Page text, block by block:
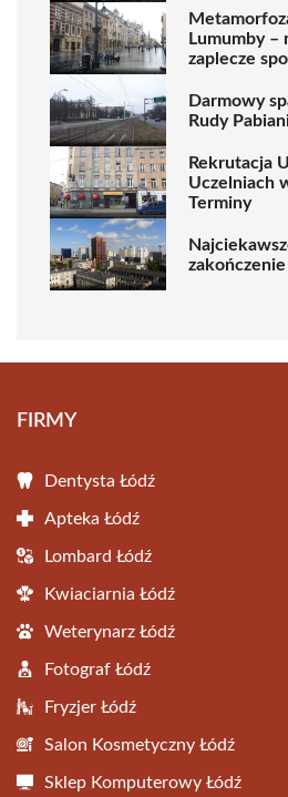
Lumumby –
zaplecze
Darmowy
Rudy
Rekrutacja
Uczelniach
Terminy
FIRMY
Dentysta Łódź
Apteka Łódź
Lombard Łódź
Kwiaciarnia Łódź
Weterynarz Łódź
Fotograf Łódź
Fryzjer Łódź
Salon Kosmetyczny Łódź
Sklep Komputerowy Łódź